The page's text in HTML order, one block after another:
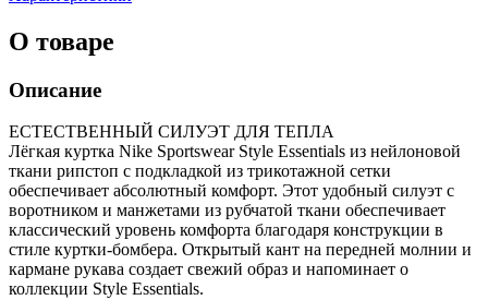
О товаре
Описание
ЕСТЕСТВЕННЫЙ СИЛУЭТ ДЛЯ ТЕПЛА
Лёгкая куртка Nike Sportswear Style Essentials из нейлоновой
ткани рипстоп с подкладкой из трикотажной сетки
обеспечивает абсолютный комфорт. Этот удобный силуэт с
воротником и манжетами из рубчатой ткани обеспечивает
классический уровень комфорта благодаря конструкции в
стиле куртки-бомбера. Открытый кант на передней молнии и
кармане рукава создает свежий образ и напоминает о
коллекции Style Essentials.